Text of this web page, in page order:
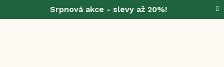
Srpnová akce - slevy až 20%!